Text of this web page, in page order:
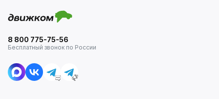
8 800 775-75-56
Бесплатный звонок по России